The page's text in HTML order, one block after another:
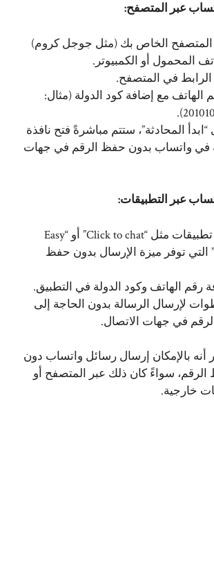
عبر المتصفح:
الخاص بك (مثل جوجل كروم)
المحمول أو الكمبيوتر.
الرابط في المتصفح.
مع إضافة كود الدولة (مثال:
المحادثة”، ستتم مباشرةً فتح نافذة
في واتساب بدون حفظ الرقم في جهات
عبر التطبيقات:
استخدم تطبيقات مثل “Click to chat” أو “Easy
Message” التي توفر ميزة الإرسال بدون حفظ
رقم الهاتف وكود الدولة في التطبيق.
لإرسال الرسالة بدون الحاجة إلى
في جهات الاتصال.
بالإمكان إرسال رسائل واتساب دون
سواءً كان ذلك عبر المتصفح أو
خارجية.